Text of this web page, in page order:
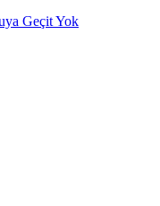
Geçit Yok